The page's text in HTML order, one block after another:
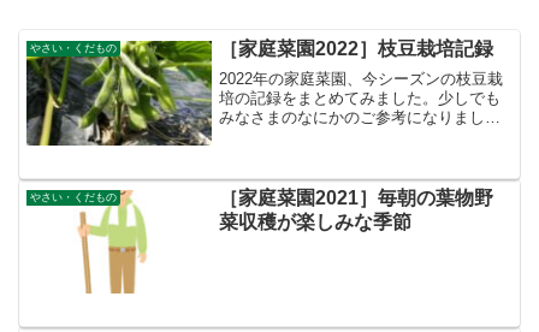
やさい・くだもの ［家庭菜園2022］枝豆栽培記録
2022年の家庭菜園、今シーズンの枝豆栽
培の記録をまとめてみました。少しでも
みなさまのなにかのご参考になりました
やさい・くだもの
［家庭菜園2021］毎朝の葉物野
菜収穫が楽しみな季節